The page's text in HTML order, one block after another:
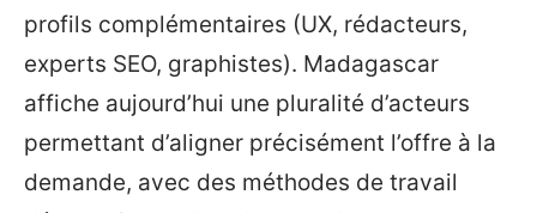
profils complémentaires (UX, rédacteurs,
experts SEO, graphistes). Madagascar
affiche aujourd’hui une pluralité d’acteurs
permettant d’aligner précisément l’offre à la
demande, avec des méthodes de travail